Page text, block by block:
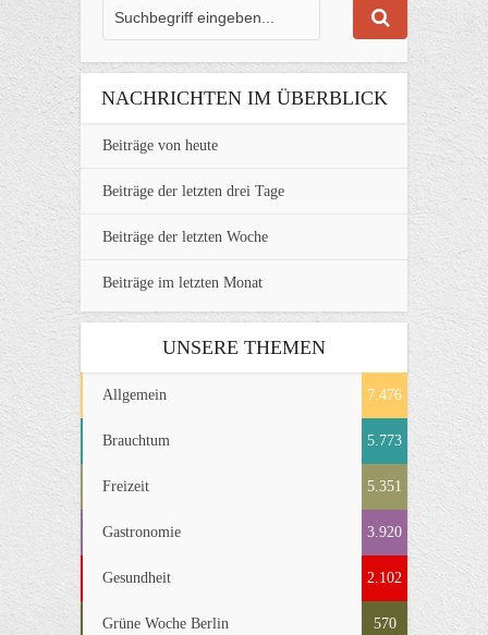
NACHRICHTEN IM ÜBERBLICK
Beiträge von heute
Beiträge der letzten drei Tage
Beiträge der letzten Woche
Beiträge im letzten Monat
UNSERE THEMEN
Allgemein 7.476
Brauchtum 5.773
Freizeit 5.351
Gastronomie 3.920
Gesundheit 2.102
Grüne Woche Berlin 570